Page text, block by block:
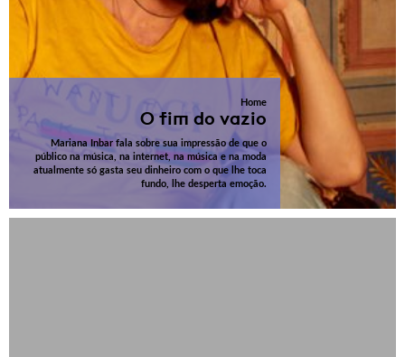
Home
O fim do vazio
Mariana Inbar fala sobre sua impressão de que o
público na música, na internet, na música e na moda
atualmente só gasta seu dinheiro com o que lhe toca
fundo, lhe desperta emoção.